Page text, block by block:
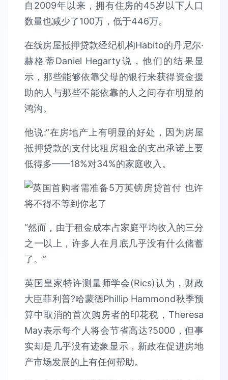
自2009年以来，拥有住房的45岁以下人口
数量也减少了100万，低于446万。
在线房屋抵押贷款经纪机构Habito的丹尼尔·
赫格蒂Daniel Hegarty说，他们的结果显
示，那些能够依靠父母的银行来获得资金援
助的人与那些不能依靠的人之间存在明显的
鸿沟。
他说:“在房地产上有明显的好处，因为房屋
抵押贷款的支付比租房租金的支出承诺上要
低得多——18%对34%的家庭收入。
“然而，由于租金成本占家庭平均收入的三分
之一以上，许多人在月底几乎没有什么储蓄
了。”
英国皇家特许测量师学会(Rics)认为，财政
大臣菲利普?哈蒙德Phillip Hammond秋季预
算中取消的首次购房者的印花税，Theresa
May表示每个人将会节省高达?5000，但事
实却是几乎没有迹象显示，新政在促进房地
产市场发展的上有任何帮助。